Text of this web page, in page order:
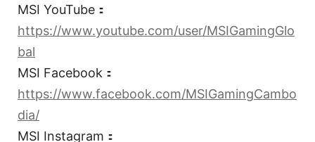
MSI YouTube：
https://www.youtube.com/user/MSIGamingGlo
bal
MSI Facebook：
https://www.facebook.com/MSIGamingCambo
dia/
MSI Instagram：